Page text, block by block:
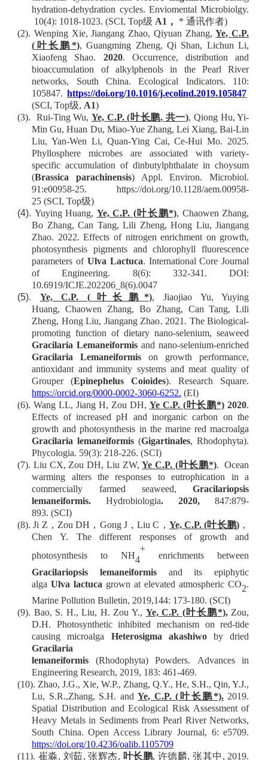
hydration-dehydration cycles. Enviomental Microbiolgy.
10(4): 1018-1023. (SCI, Top级 A1 ， *通讯作者)
(2). Wenping Xie, Jiangang Zhao, Qiyuan Zhang,Ye, C.P.
( 叶长鹏 *), Guangming Zheng, Qi Shan, Lichun Li,
Xiaofeng Shao. 2020. Occurrence, distribution and
bioaccumulation of alkylphenols in the Pearl River
networks, South China.Ecological Indicators. 110:
105847. https://doi.org/10.1016/j.ecolind.2019.105847
(SCI,Top级, A1)
(3). Rui-Ting Wu, Ye, C.P. (叶长鹏, 共一), Qiong Hu, Yi-
Min Gu, Huan Du, Miao-Yue Zhang, Lei Xiang, Bai-Lin
Liu, Yan-Wen Li, Quan-Ying Cai, Ce-Hui Mo. 2025.
Phyllosphere microbes are associated with variety-
specific accumulation of dinbutylphthalate in choysum
(Brassica parachinensis) Appl. Environ. Microbiol.
91:e00958-25.
https://doi.org/10.1128/aem.00958-
25 (SCI,Top级)
(4). Yuying Huang, Ye, C.P. (叶长鹏*), Chaowen Zhang,
Bo Zhang,Can Tang, Lili Zheng, Hong Liu, Jiangang
Zhao. 2022.Effects of nitrogenenrichment on growth,
photosynthesis pigments andchlorophyllfluorescence
parameters of Ulva Lactuca. International Core Journal
of Engineering. 8(6): 332-341. DOI:
10.6919/ICJE.202206_8(6).0047
(5). Ye, C.P. ( 叶长鹏 *), Jiaojiao Yu,Yuying
Huang, Chaowen Zhang, Bo Zhang, Can Tang, Lili
Zheng, Hong Liu, Jiangang Zhao. 2021. The Biological-
promotingfunction ofdietarynano-selenium,seaweed
Gracilaria Lemaneiformis andnano-selenium-enriched
Gracilaria Lemaneiformis on growthperformance,
antioxidant andimmunity systems andmeat quality of
Grouper (Epinephelus Coioides). Research Square.
https://orcid.org/0000-0002-3060-6252. (EI)
(6).Wang LL, Jiang H, Zou DH, Ye C.P. (叶长鹏*) 2020.
Effects of increased pH and inorganic carbon on the
growth and photosynthesis in the marine red macroalga
Gracilaria lemaneiformis (Gigartinales, Rhodophyta).
Phycologia. 59(3): 218-226. (SCI)
(7). Liu CX, Zou DH, Liu ZW,Ye C.P. (叶长鹏*). Ocean
warming alters the responses to eutrophication in a
commercially farmed seaweed,Gracilariopsis
lemaneiformis.Hydrobiologia. 2020,847:879-
893. (SCI)
(8).Ji Z ， Zou DH ， Gong J，Liu C ， Ye, C.P. (叶长鹏) ，
Chen Y. The different responses of growth and
photosynthesis to NH4
+
enrichments between
Gracilariopsis lemaneiformisand its epiphytic
alga Ulva lactuca grown at elevated atmospheric CO2.
Marine Pollution Bulletin, 2019,144: 173-180. (SCI)
(9). Bao, S. H., Liu, H. Zou Y., Ye, C.P. (叶长鹏*), Zou,
D.H. Photosyntheticinhibitedmechanism onred-tide
causingmicroalga Heterosigma akashiwoby dried
Gracilaria
lemaneiformis (Rhodophyta) Powders. Advances in
Engineering Research, 2019, 183: 461-469.
(10). Zhao, J.G., Xie, W.P., Zhang, Q.Y., He, S.H., Qin, Y.J.,
Lu, S.R.,Zhang, S.H. andYe, C.P. ( 叶长鹏*).2019.
Spatial Distribution and Ecological Risk Assessment of
Heavy Metals in Sediments from Pearl River Networks,
South China. Open Access Library Journal, 6: e5709.
https://doi.org/10.4236/oalib.1105709
(11). 崔淼, 刘茹,张辉杰, 叶长鹏, 许德麟,张其中 , 2019.